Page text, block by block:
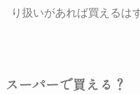
り扱いがあれば買えるは
スーパーで買える？